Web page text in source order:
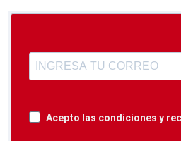
Acepto las condiciones y